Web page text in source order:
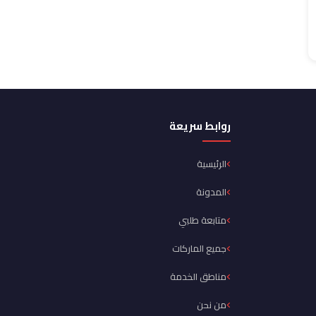
روابط سريعة
الرئيسية
المدونة
متابعة طلبي
جميع الماركات
مناطق الخدمة
من نحن